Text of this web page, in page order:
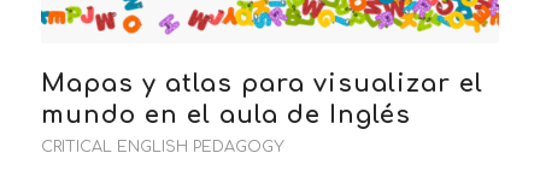
Mapas y atlas para visualizar el
mundo en el aula de Inglés
CRITICAL ENGLISH PEDAGOGY